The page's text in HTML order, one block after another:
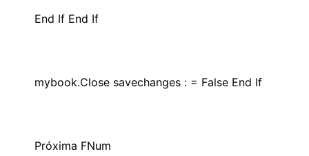
End If End If
mybook.Close savechanges : = False End If
Próxima FNum